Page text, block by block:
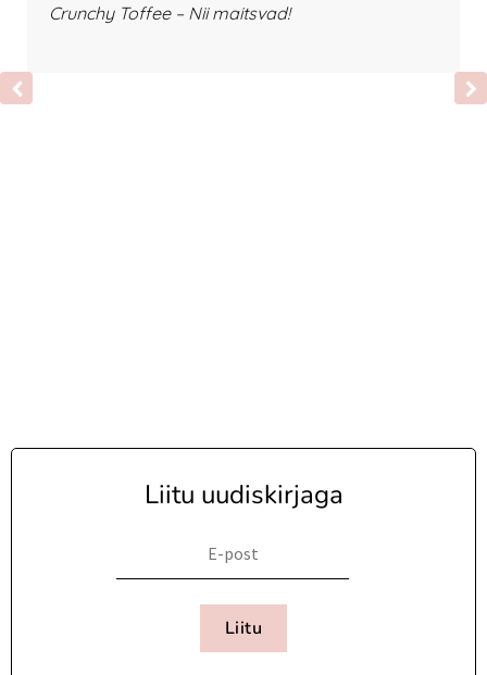
Crunchy Toffee – Nii maitsvad!
Liitu uudiskirjaga
Liitu